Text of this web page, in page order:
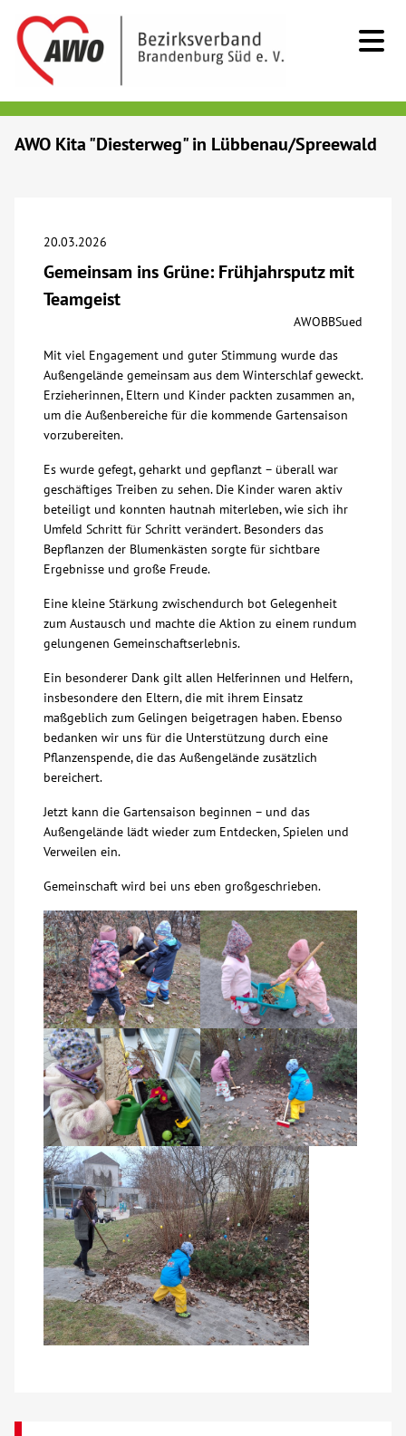
Beratung & Hilfe
Bildung
Über uns
Veranstaltungen
Spenden
Karriere
Ausbildung
Glossar
Kontakt
AWO Kita "Diesterweg" in Lübbenau/Spreewald
20.03.2026
Gemeinsam ins Grüne: Frühjahrsputz mit
Teamgeist
AWOBBSued
Mit viel Engagement und guter Stimmung wurde das
Außengelände gemeinsam aus dem Winterschlaf geweckt.
Erzieherinnen, Eltern und Kinder packten zusammen an,
um die Außenbereiche für die kommende Gartensaison
vorzubereiten.
Es wurde gefegt, geharkt und gepflanzt – überall war
geschäftiges Treiben zu sehen. Die Kinder waren aktiv
beteiligt und konnten hautnah miterleben, wie sich ihr
Umfeld Schritt für Schritt verändert. Besonders das
Bepflanzen der Blumenkästen sorgte für sichtbare
Ergebnisse und große Freude.
Eine kleine Stärkung zwischendurch bot Gelegenheit
zum Austausch und machte die Aktion zu einem rundum
gelungenen Gemeinschaftserlebnis.
Ein besonderer Dank gilt allen Helferinnen und Helfern,
insbesondere den Eltern, die mit ihrem Einsatz
maßgeblich zum Gelingen beigetragen haben. Ebenso
bedanken wir uns für die Unterstützung durch eine
Pflanzenspende, die das Außengelände zusätzlich
bereichert.
Jetzt kann die Gartensaison beginnen – und das
Außengelände lädt wieder zum Entdecken, Spielen und
Verweilen ein.
Gemeinschaft wird bei uns eben großgeschrieben.